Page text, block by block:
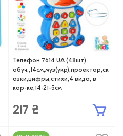
Телефон 7614 UA (48шт)
обуч.,14см,муз(укр),проектор,ск
азки,цифры,стихи,4 вида, в
кор-ке,14-21-5см
217 ₴